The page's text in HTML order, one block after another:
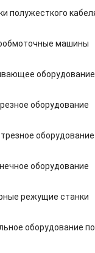
полужесткого
машины
оборудование
оборудование
оборудование
оборудование
режущие станки
оборудование